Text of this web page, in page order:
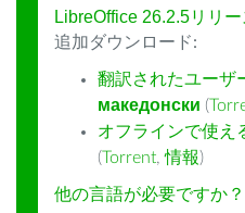
LibreOffice 26.2.5リリー
追加ダウンロード:
翻訳されたユーザ
македонски (
オフラインで使え
(Torrent,情報)
他の言語が必要ですか？